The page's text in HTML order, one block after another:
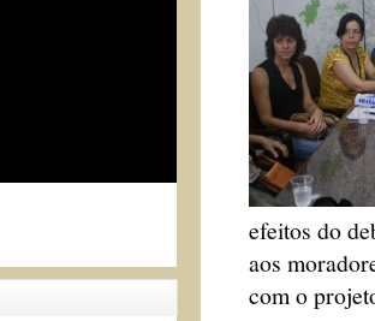
efeitos do
aos
com o